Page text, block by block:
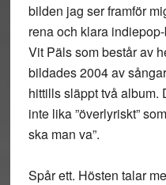
bilden jag ser framför
rena och klara
Vit Päls som består av
bildades 2004 av
hittills släppt två album.
inte lika ”överlyriskt”
ska man va”.
Spår ett. Hösten talar